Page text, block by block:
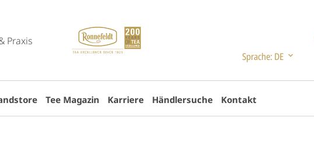
Praxis
Sprache: DE
Tee Magazin Karriere Händlersuche Kontakt